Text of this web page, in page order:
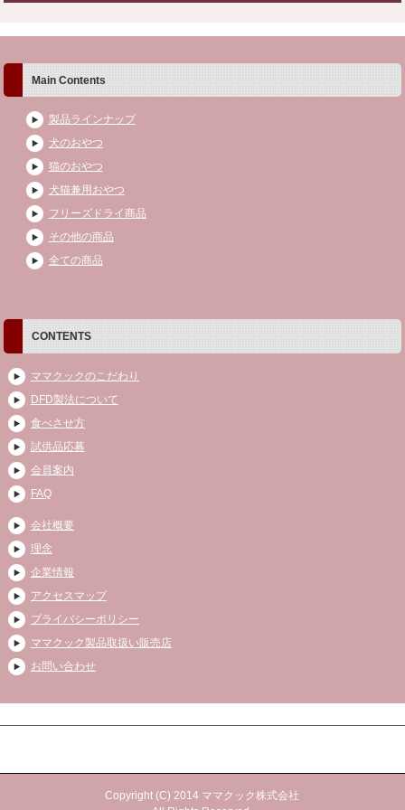
Main Contents
製品ラインナップ
犬のおやつ
猫のおやつ
犬猫兼用おやつ
フリーズドライ商品
その他の商品
全ての商品
CONTENTS
ママクックのこだわり
DFD製法について
食べさせ方
試供品応募
会員案内
FAQ
会社概要
理念
企業情報
アクセスマップ
プライバシーポリシー
ママクック製品取扱い販売店
お問い合わせ
Copyright (C) 2014 ママクック株式会社